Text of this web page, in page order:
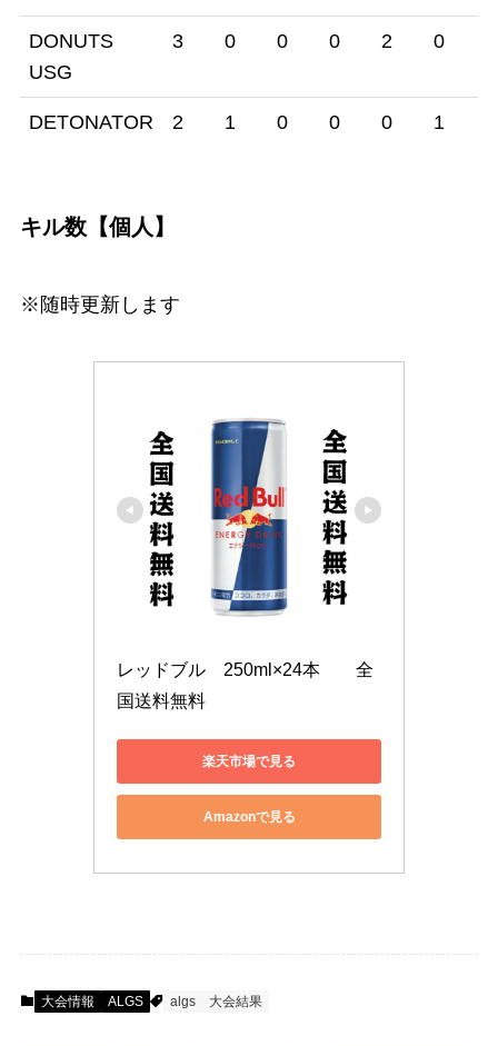
DONUTS
USG
3 0 0 0 2 0
DETONATOR 2 1 0 0 0 1
キル数【個人】
※随時更新します
レッドブル　250ml×24本　　全
国送料無料
楽天市場で見る
Amazonで見る
大会情報 ALGS algs 大会結果